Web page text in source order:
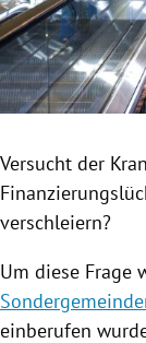
Untermenü
Untermenü
Untermenü
Versucht der
verschleiern?
Um diese Frage
einberufen